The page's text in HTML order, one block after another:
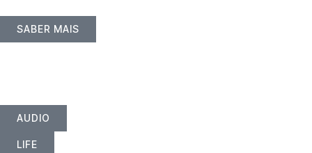
SABER MAIS
AUDIO
LIFE